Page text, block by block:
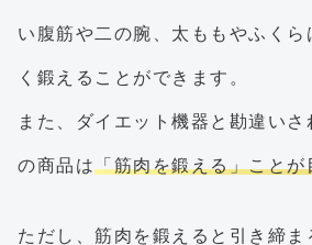
い腹筋や二の腕、太ももやふくら
く鍛えることができます。
また、ダイエット機器と勘違いさ
の商品は「筋肉を鍛える」ことが
ただし、筋肉を鍛えると引き締ま